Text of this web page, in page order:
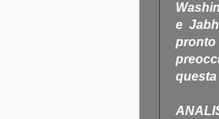
e
questa